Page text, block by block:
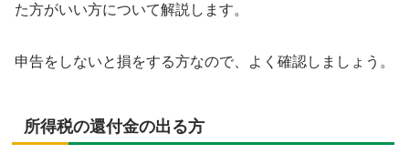
た方がいい方について解説します。
申告をしないと損をする方なので、よく確認しましょう。
所得税の還付金の出る方